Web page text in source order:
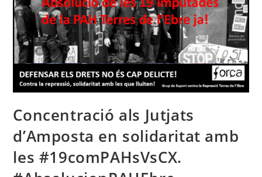
Concentració als Jutjats
d’Amposta en solidaritat amb
les #19comPAHsVsCX.